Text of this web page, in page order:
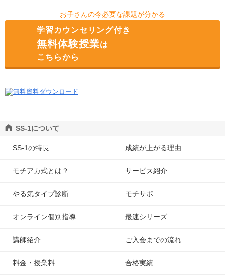
お子さんの今必要な課題が分かる
学習カウンセリング付き
無料体験授業は
こちらから
SS-1について
SS-1の特長 成績が上がる理由
モチアカ式とは？ サービス紹介
やる気タイプ診断 モチサポ
オンライン個別指導 最速シリーズ
講師紹介 ご入会までの流れ
料金・授業料 合格実績